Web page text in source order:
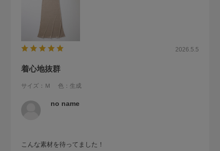
2026.5.5
着心地抜群
サイズ：Ｍ 色：生成
no name
こんな素材を待ってました！